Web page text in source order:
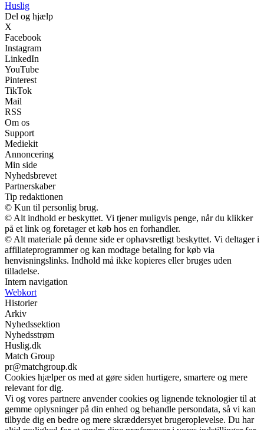
Huslig
Del og hjælp
X
Facebook
Instagram
LinkedIn
YouTube
Pinterest
TikTok
Mail
RSS
Om os
Support
Mediekit
Annoncering
Min side
Nyhedsbrevet
Partnerskaber
Tip redaktionen
© Kun til personlig brug.
© Alt indhold er beskyttet. Vi tjener muligvis penge, når du klikker
på et link og foretager et køb hos en forhandler.
© Alt materiale på denne side er ophavsretligt beskyttet. Vi deltager i
affiliateprogrammer og kan modtage betaling for køb via
henvisningslinks. Indhold må ikke kopieres eller bruges uden
tilladelse.
Intern navigation
Webkort
Historier
Arkiv
Nyhedssektion
Nyhedsstrøm
Huslig.dk
Match Group
pr@matchgroup.dk
Cookies hjælper os med at gøre siden hurtigere, smartere og mere
relevant for dig.
Vi og vores partnere anvender cookies og lignende teknologier til at
gemme oplysninger på din enhed og behandle persondata, så vi kan
tilbyde dig en bedre og mere skræddersyet brugeroplevelse. Du har